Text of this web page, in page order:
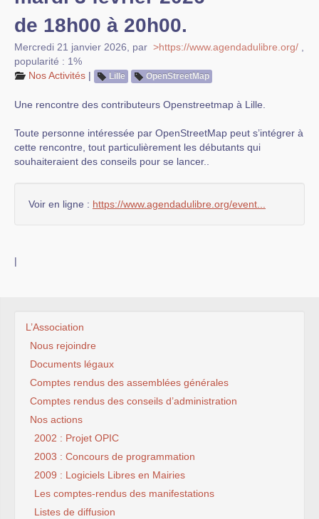
de 18h00 à 20h00.
Mercredi 21 janvier 2026 par >https://www.agendadulibre.org/
popularité : 1%
Nos Activités | Lille OpenStreetMap
Une rencontre des contributeurs Openstreetmap à Lille.
Toute personne intéressée par OpenStreetMap peut s’intégrer à
cette rencontre, tout particulièrement les débutants qui
souhaiteraient des conseils pour se lancer..
Voir en ligne : https://www.agendadulibre.org/event...
|
L’Association
Nous rejoindre
Documents légaux
Comptes rendus des assemblées générales
Comptes rendus des conseils d’administration
Nos actions
2002 : Projet OPIC
2003 : Concours de programmation
2009 : Logiciels Libres en Mairies
Les comptes-rendus des manifestations
Listes de diffusion